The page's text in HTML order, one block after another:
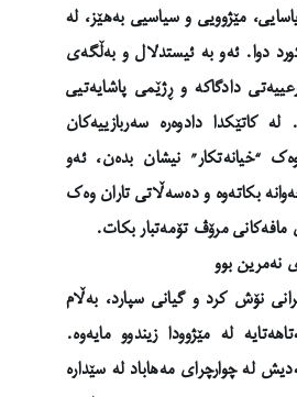
مێژوویی و سیاسیی بەهێز، لە
دوا. ئەو بە ئیستدلال و بەڵگەی
دادگاکە و ڕژێمی پاشایەتیی
کاتێکدا دادوەرە سەربازییەکان
“خیانەتکار” نیشان بدەن، ئەو
بکاتەوە و دەسەڵاتی تاران وەک
مافەکانی مرۆڤ تۆمەتبار بکات.
نەمرین بوو
نۆش کرد و گیانی سپارد، بەڵام
لە مێژوودا زیندوو مایەوە.
لە چوارچرای مەهاباد لە سێدارە